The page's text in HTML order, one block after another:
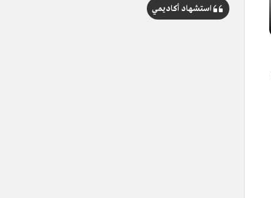
الرئيس الحالي
استشهاد أكاديمي